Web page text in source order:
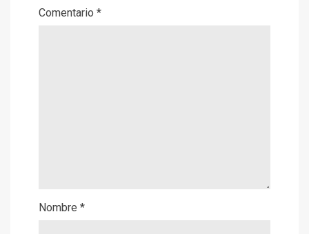
Comentario *
Nombre *